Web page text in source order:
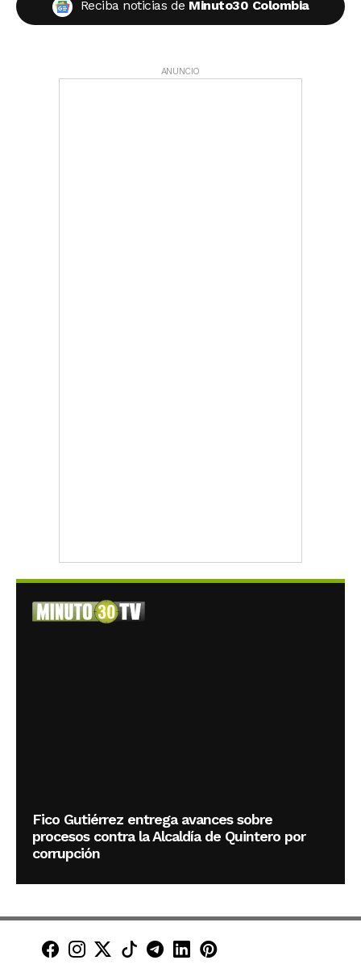
Reciba noticias de Minuto30 Colombia
ANUNCIO
Fico Gutiérrez entrega avances sobre
procesos contra la Alcaldía de Quintero por
corrupción
Minuto30 en Facebook
Minuto30 en Instagram
Minuto30 en X (Twitter)
Minuto30 en TikTok
Canal de Minuto30 en
Minuto30 en LinkedIn
Minuto30 en